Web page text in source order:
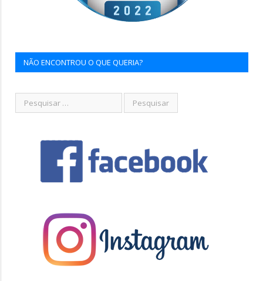
NÃO ENCONTROU O QUE QUERIA?